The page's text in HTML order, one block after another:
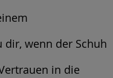
wenn der Schuh
in die